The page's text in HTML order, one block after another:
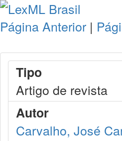
Página Anterior |
Tipo
Artigo de revista
Autor
Carvalho, José